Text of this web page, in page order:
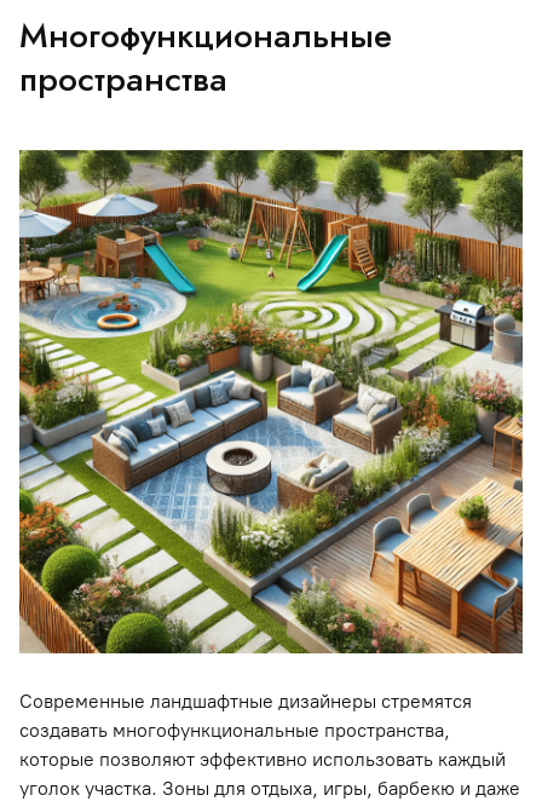
Многофункциональные
пространства
Современные ландшафтные дизайнеры стремятся
создавать многофункциональные пространства,
которые позволяют эффективно использовать каждый
уголок участка. Зоны для отдыха, игры, барбекю и даже